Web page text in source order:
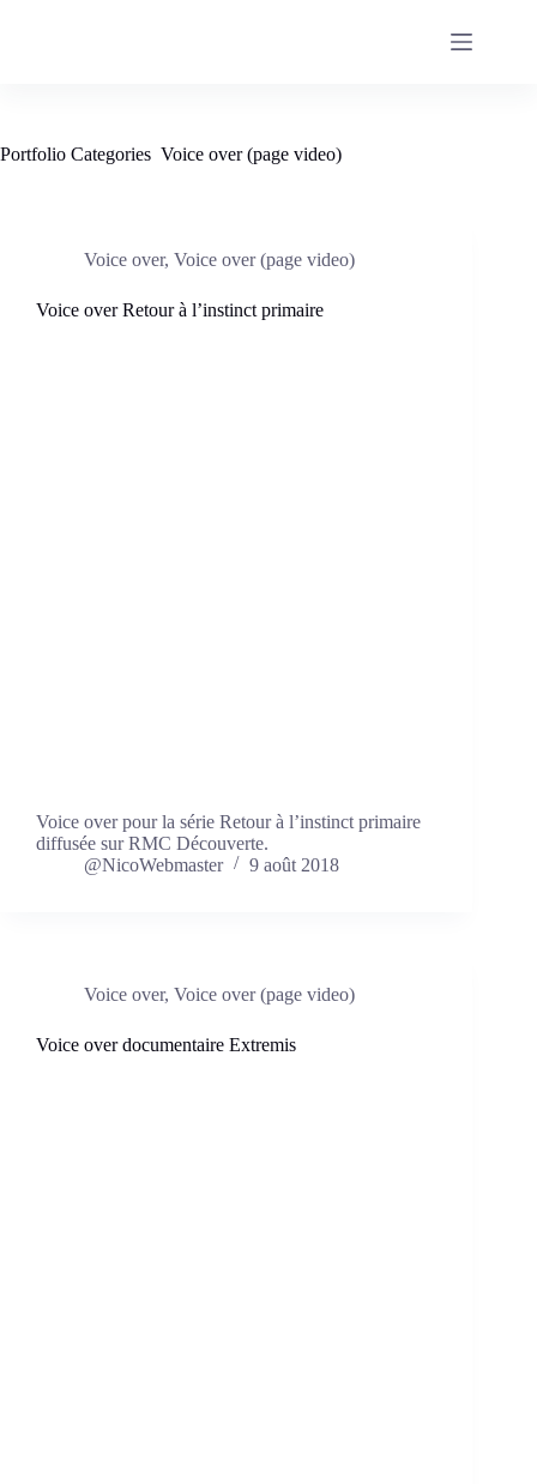
Portfolio Categories Voice over (page video)
Voice over, Voice over (page video)
Voice over Retour à l’instinct primaire
Voice over pour la série Retour à l’instinct primaire
diffusée sur RMC Découverte.
@NicoWebmaster
9 août 2018
Voice over, Voice over (page video)
Voice over documentaire Extremis